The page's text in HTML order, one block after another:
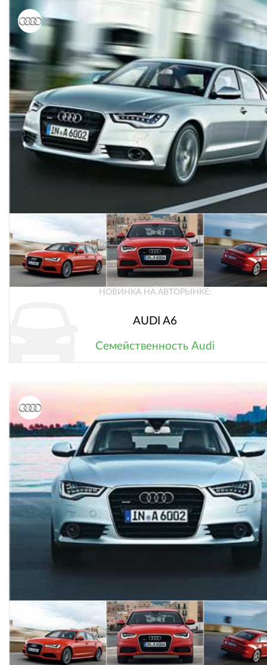
НОВИНКА НА АВТОРЫНКЕ:
AUDI A6
Семейственность Audi